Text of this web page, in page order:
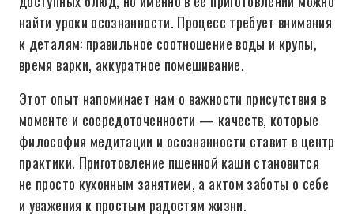
найти уроки осознанности. Процесс требует внимания
к деталям: правильное соотношение воды и крупы,
время варки, аккуратное помешивание.
Этот опыт напоминает нам о важности присутствия в
моменте и сосредоточенности — качеств, которые
философия медитации и осознанности ставит в центр
практики. Приготовление пшенной каши становится
не просто кухонным занятием, а актом заботы о себе
и уважения к простым радостям жизни.